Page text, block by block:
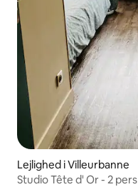
Lejlighed i Villeurbanne
Studio Tête d' Or - 2 pers